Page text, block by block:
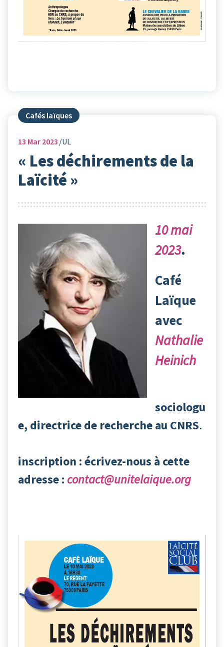
Cafés laïques
13 Mar 2023 UL
« Les déchirements de la
Laïcité »
10 mai
2023.
Café
Laïque
avec
Nathalie
Heinich
sociologu
e, directrice de recherche au CNRS.
inscription : écrivez-nous à cette
adresse : contact@unitelaique.org